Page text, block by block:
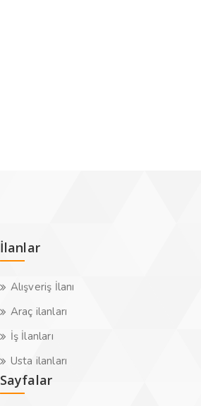
İlanlar
Alışveriş İlanı
Araç ilanları
İş İlanları
Usta ilanları
Sayfalar